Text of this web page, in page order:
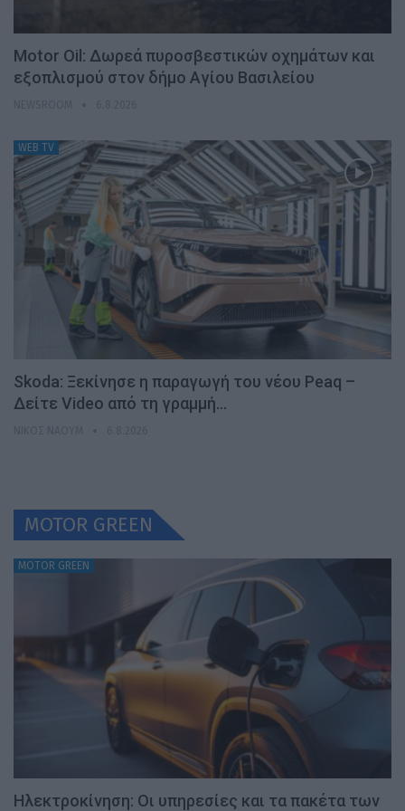
Motor Oil: Δωρεά πυροσβεστικών οχημάτων και
εξοπλισμού στον δήμο Αγίου Βασιλείου
WEB TV
Skoda: Ξεκίνησε η παραγωγή του νέου Peaq –
Δείτε Video από τη γραμμή…
MOTOR GREEN
MOTOR GREEN
Ηλεκτροκίνηση: Οι υπηρεσίες και τα πακέτα των